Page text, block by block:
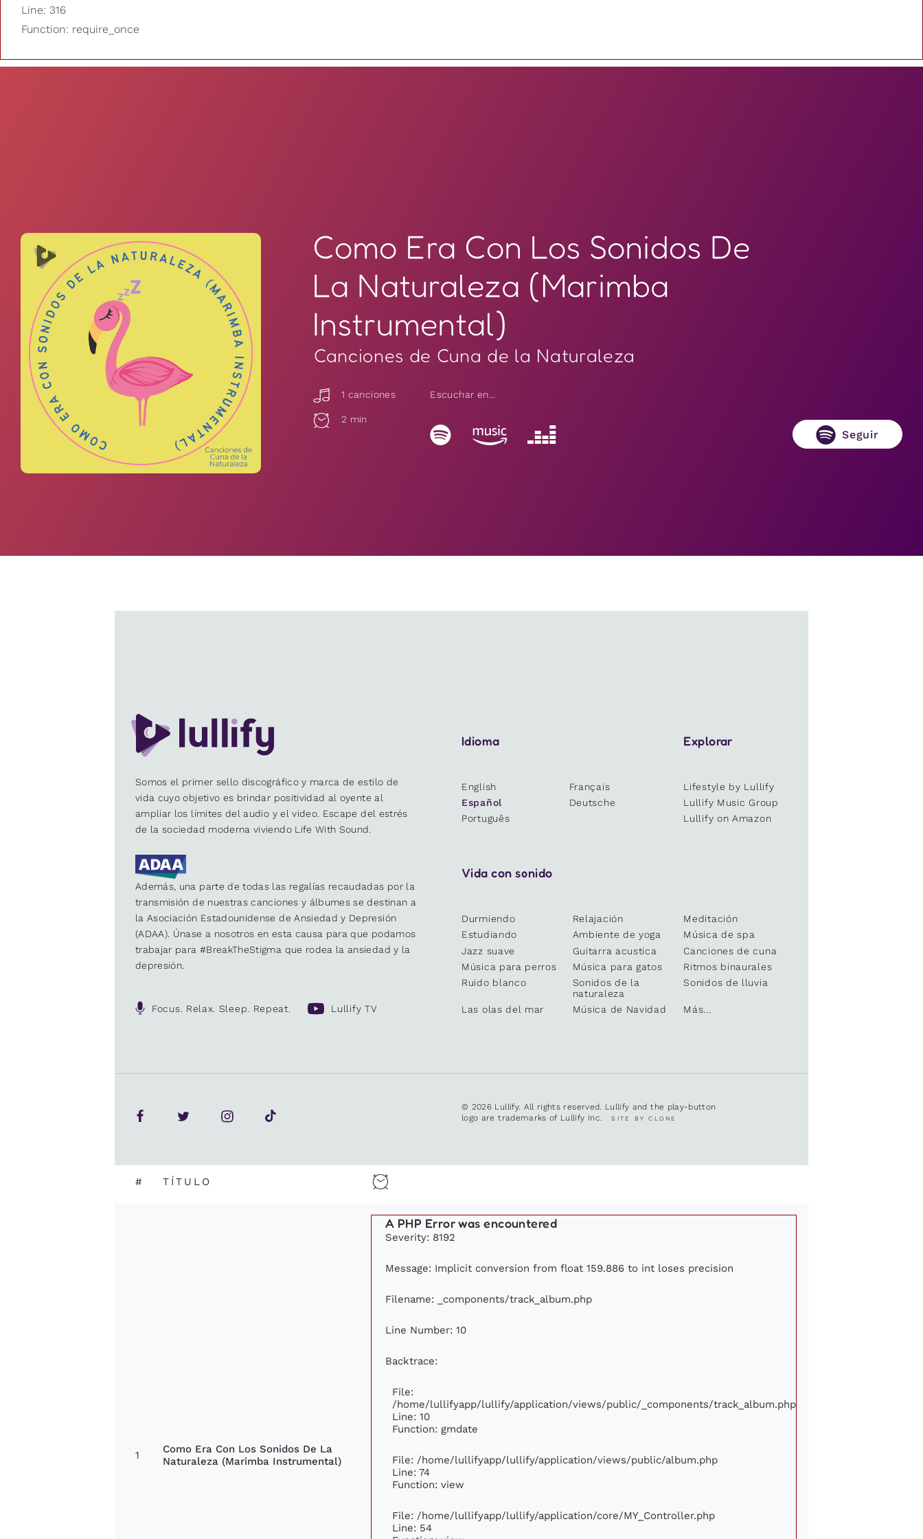
Line: 316
Function: require_once
Como Era Con Los Sonidos De
La Naturaleza (Marimba
Instrumental)
Canciones de Cuna de la Naturaleza
1 canciones
2 min
Escuchar en...
Seguir
Somos el primer sello discográfico y marca de estilo de
vida cuyo objetivo es brindar positividad al oyente al
ampliar los límites del audio y el video. Escape del estrés
de la sociedad moderna viviendo Life With Sound.
Además, una parte de todas las regalías recaudadas por la
transmisión de nuestras canciones y álbumes se destinan a
la Asociación Estadounidense de Ansiedad y Depresión
(ADAA). Únase a nosotros en esta causa para que podamos
trabajar para #BreakTheStigma que rodea la ansiedad y la
depresión.
Focus. Relax. Sleep. Repeat. Lullify TV
Idioma
English
Français
Español
Deutsche
Português
Explorar
Lifestyle by Lullify
Lullify Music Group
Lullify on Amazon
Vida con sonido
Durmiendo Relajación
Meditación
Estudiando
Ambiente de yoga
Música de spa
Jazz suave
Guitarra acustica
Canciones de cuna
Música para perros
Música para gatos
Ritmos binaurales
Ruido blanco
Sonidos de la
naturaleza
Sonidos de lluvia
Las olas del mar Música de Navidad Más...
© 2026 Lullify. All rights reserved. Lullify and the play-button
logo are trademarks of Lullify Inc.SITE BY CLONE
# TÍTULO
1
Como Era Con Los Sonidos De La
Naturaleza (Marimba Instrumental)
A PHP Error was encountered
Severity: 8192
Message: Implicit conversion from float 159.886 to int loses precision
Filename: _components/track_album.php
Line Number: 10
Backtrace:
File:
/home/lullifyapp/lullify/application/views/public/_components/track_album.php
Line: 10
Function: gmdate
File: /home/lullifyapp/lullify/application/views/public/album.php
Line: 74
Function: view
File: /home/lullifyapp/lullify/application/core/MY_Controller.php
Line: 54